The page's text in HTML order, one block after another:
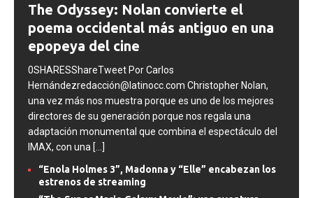
The Odyssey: Nolan convierte el
poema occidental más antiguo en una
epopeya del cine
0SHARESShareTweet Por Carlos
Hernándezredacción@latinocc.com Christopher Nolan,
una vez más nos muestra porque es uno de los mejores
directores de su generación porque nos regala una
adaptación monumental que combina el espectáculo del
[...]
“Enola Holmes 3”, Madonna y “Elle” encabezan los
estrenos de streaming